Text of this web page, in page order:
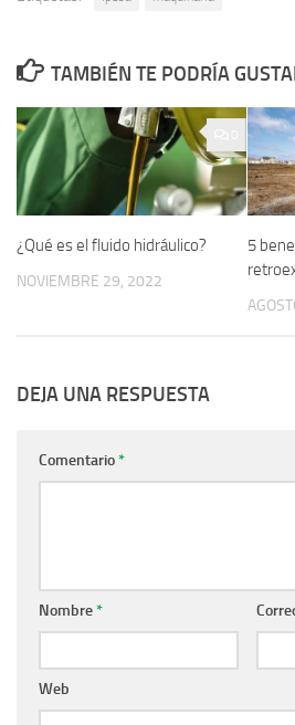
TAMBIÉN TE PODRÍA
¿Qué es el fluido hidráulico?
NOVIEMBRE 29, 2022
5
DEJA UNA RESPUESTA
Comentario*
Nombre*
Web